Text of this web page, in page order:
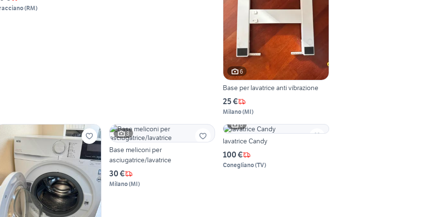
(RM)
6
Base per lavatrice anti vibrazione
25 €
Milano(MI)
3
Base meliconi per
asciugatrice/lavatrice
30 €
Milano(MI)
6
lavatrice Candy
100 €
Conegliano(TV)